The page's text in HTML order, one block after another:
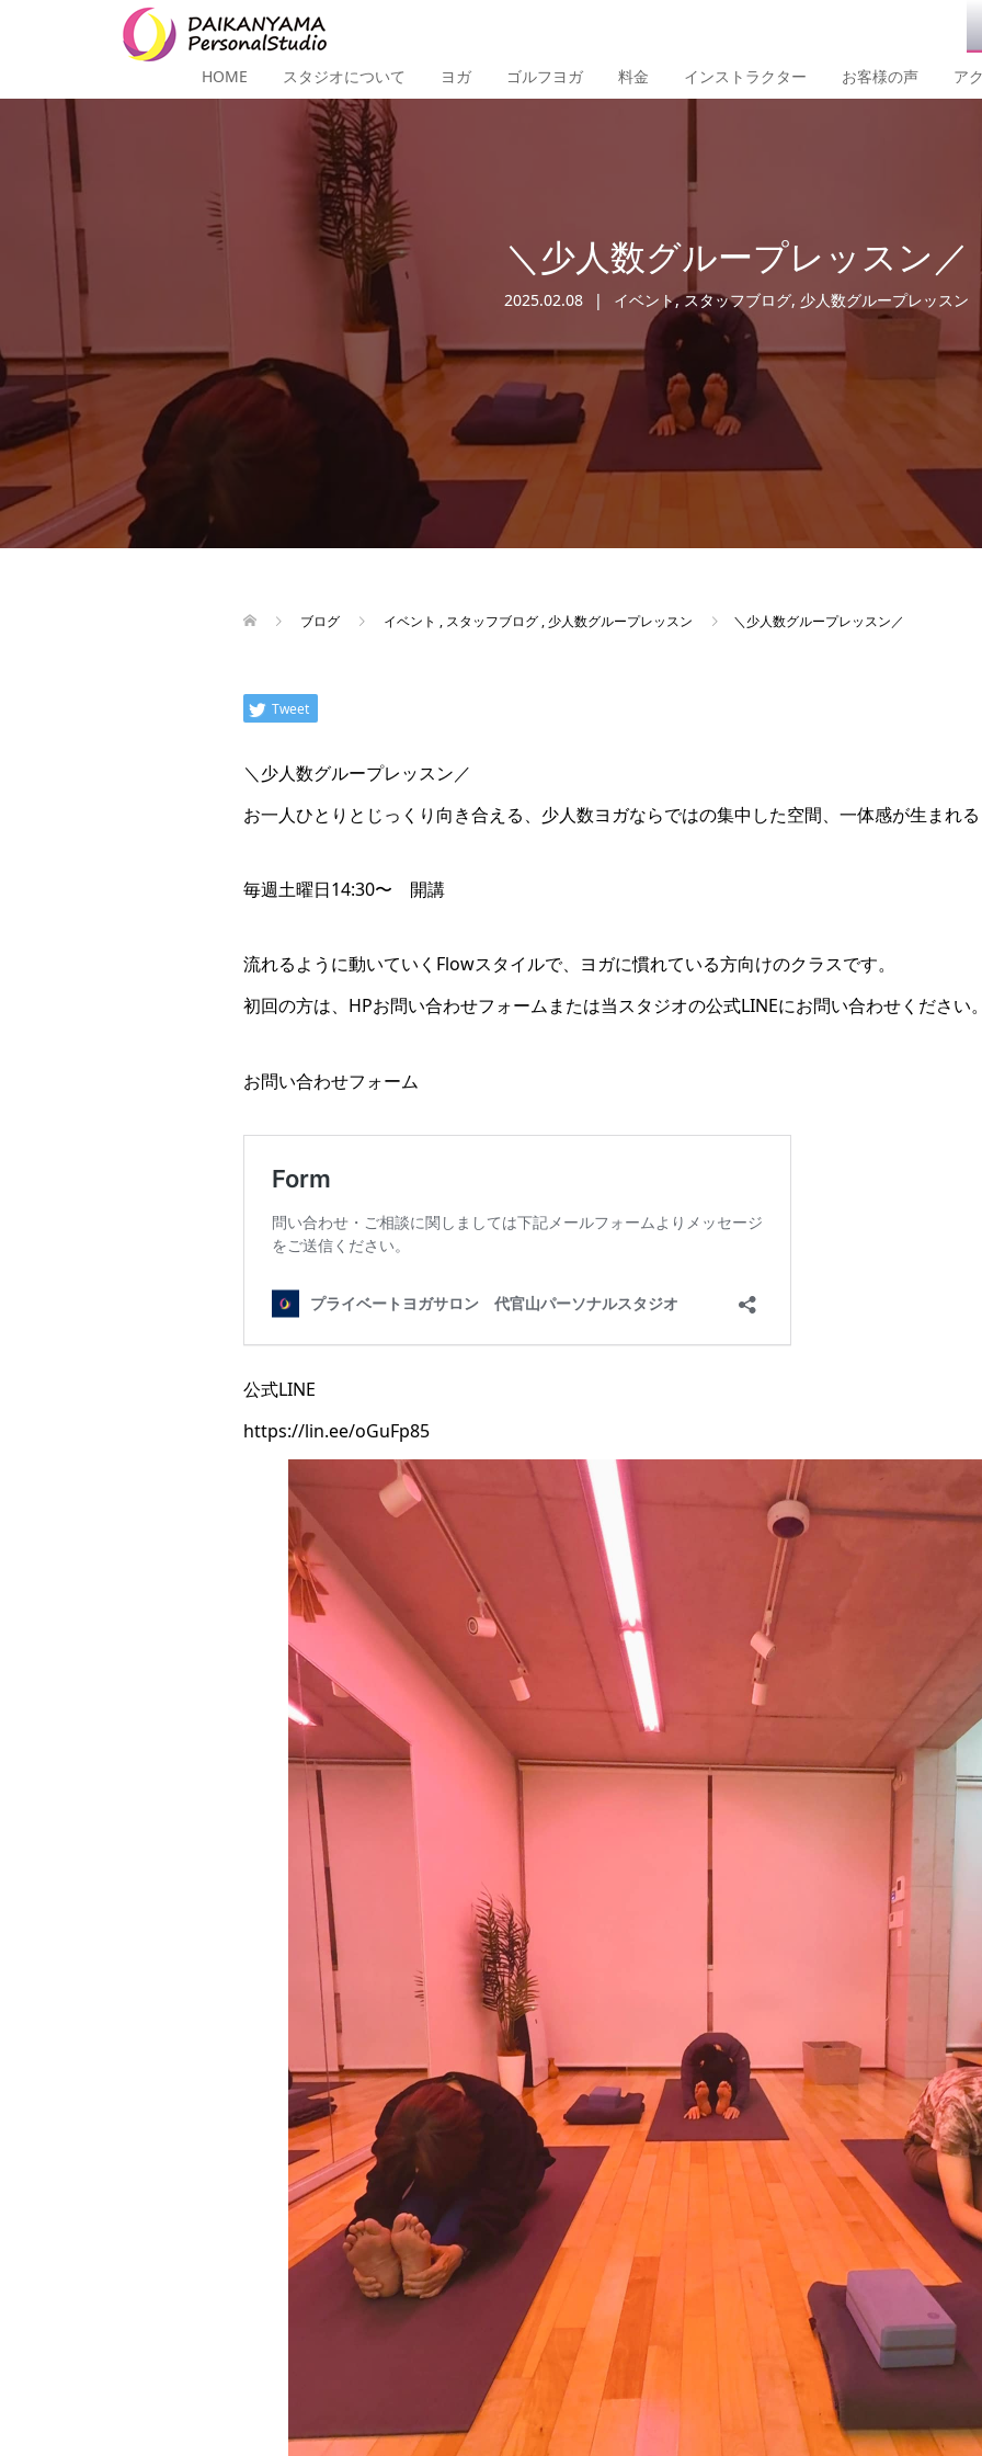
HOME スタジオについて ヨガ ゴルフヨガ 料金 インストラクター お客様の声 ア
＼少人数グループレッスン／
2025.02.08 イベント,スタッフブログ, 少人数グループレッスン
ブログ イベント , スタッフブログ , 少人数グループレッスン ＼少人数グループレッスン／
Tweet
＼少人数グループレッスン／
お一人ひとりとじっくり向き合える、少人数ヨガならではの集中した空間、一体感が生まれる
毎週土曜日14:30〜 開講
流れるように動いていくFlowスタイルで、ヨガに慣れている方向けのクラスです。
初回の方は、HPお問い合わせフォームまたは当スタジオの公式LINEにお問い合わせください
お問い合わせフォーム
公式LINE
https://lin.ee/oGuFp85